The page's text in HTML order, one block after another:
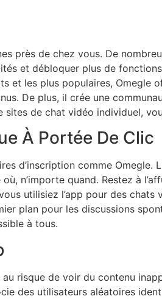
près de chez vous. De
et débloquer plus de
et les plus populaires,
De plus, il crée une
de chat vidéo individuel,
À Portée De Clic
d’inscription comme
n’importe quand. Restez à
utilisiez l’app pour des
plan pour les discussions
à tous.
risque de voir du contenu
des utilisateurs aléatoires